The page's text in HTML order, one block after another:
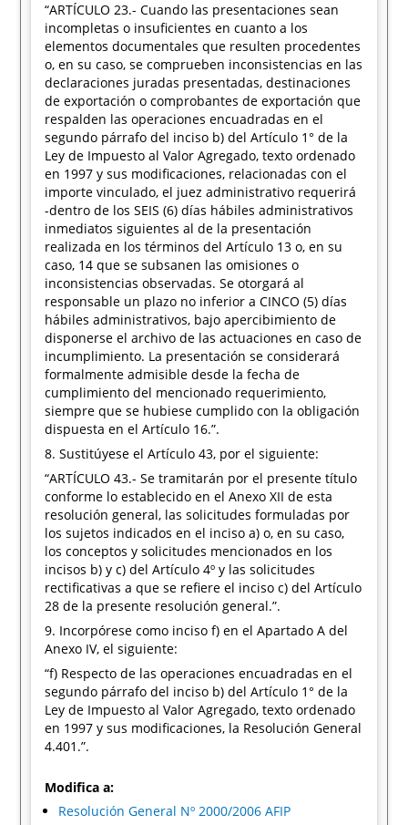
“ARTÍCULO 23.- Cuando las presentaciones sean
incompletas o insuficientes en cuanto a los
elementos documentales que resulten procedentes
o, en su caso, se comprueben inconsistencias en las
declaraciones juradas presentadas, destinaciones
de exportación o comprobantes de exportación que
respalden las operaciones encuadradas en el
segundo párrafo del inciso b) del Artículo 1° de la
Ley de Impuesto al Valor Agregado, texto ordenado
en 1997 y sus modificaciones, relacionadas con el
importe vinculado, el juez administrativo requerirá
-dentro de los SEIS (6) días hábiles administrativos
inmediatos siguientes al de la presentación
realizada en los términos del Artículo 13 o, en su
caso, 14 que se subsanen las omisiones o
inconsistencias observadas. Se otorgará al
responsable un plazo no inferior a CINCO (5) días
hábiles administrativos, bajo apercibimiento de
disponerse el archivo de las actuaciones en caso de
incumplimiento. La presentación se considerará
formalmente admisible desde la fecha de
cumplimiento del mencionado requerimiento,
siempre que se hubiese cumplido con la obligación
dispuesta en el Artículo 16.”.
8. Sustitúyese el Artículo 43, por el siguiente:
“ARTÍCULO 43.- Se tramitarán por el presente título
conforme lo establecido en el Anexo XII de esta
resolución general, las solicitudes formuladas por
los sujetos indicados en el inciso a) o, en su caso,
los conceptos y solicitudes mencionados en los
incisos b) y c) del Artículo 4º y las solicitudes
rectificativas a que se refiere el inciso c) del Artículo
28 de la presente resolución general.”.
9. Incorpórese como inciso f) en el Apartado A del
Anexo IV, el siguiente:
“f) Respecto de las operaciones encuadradas en el
segundo párrafo del inciso b) del Artículo 1° de la
Ley de Impuesto al Valor Agregado, texto ordenado
en 1997 y sus modificaciones, la Resolución General
4.401.”.
Modifica a:
Resolución General Nº 2000/2006 AFIP